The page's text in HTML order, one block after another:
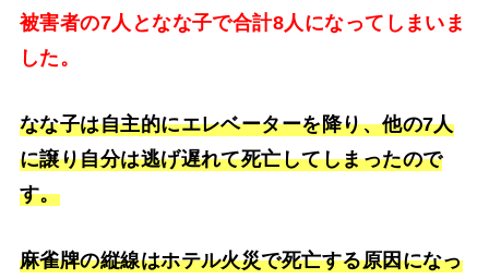
被害者の7人となな子で合計8人になってしまいま
した。
なな子は自主的にエレベーターを降り、他の7人
に譲り自分は逃げ遅れて死亡してしまったので
す。
麻雀牌の縦線はホテル火災で死亡する原因になっ